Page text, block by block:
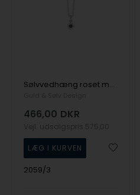
Sølvvedhæng roset med sort/hvid cz og kæde
466,00 DKR
2059/3